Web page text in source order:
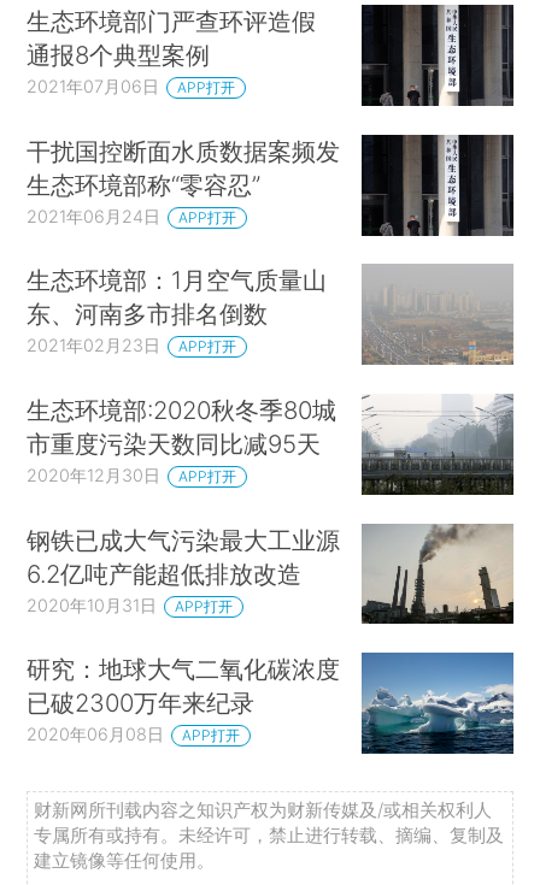
生态环境部门严查环评造假
通报8个典型案例
2021年07月06日 APP打开
干扰国控断面水质数据案频发
生态环境部称“零容忍”
2021年06月24日 APP打开
生态环境部：1月空气质量山
东、河南多市排名倒数
2021年02月23日 APP打开
生态环境部:2020秋冬季80城
市重度污染天数同比减95天
2020年12月30日 APP打开
钢铁已成大气污染最大工业源
6.2亿吨产能超低排放改造
2020年10月31日 APP打开
研究：地球大气二氧化碳浓度
已破2300万年来纪录
2020年06月08日 APP打开
财新网所刊载内容之知识产权为财新传媒及/或相关权利人
专属所有或持有。未经许可，禁止进行转载、摘编、复制及
建立镜像等任何使用。